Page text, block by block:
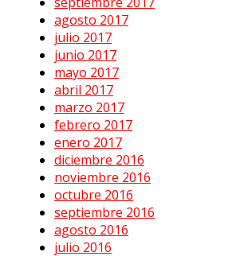
agosto 2017
julio 2017
junio 2017
mayo 2017
abril 2017
marzo 2017
febrero 2017
enero 2017
diciembre 2016
noviembre 2016
octubre 2016
septiembre 2016
agosto 2016
julio 2016